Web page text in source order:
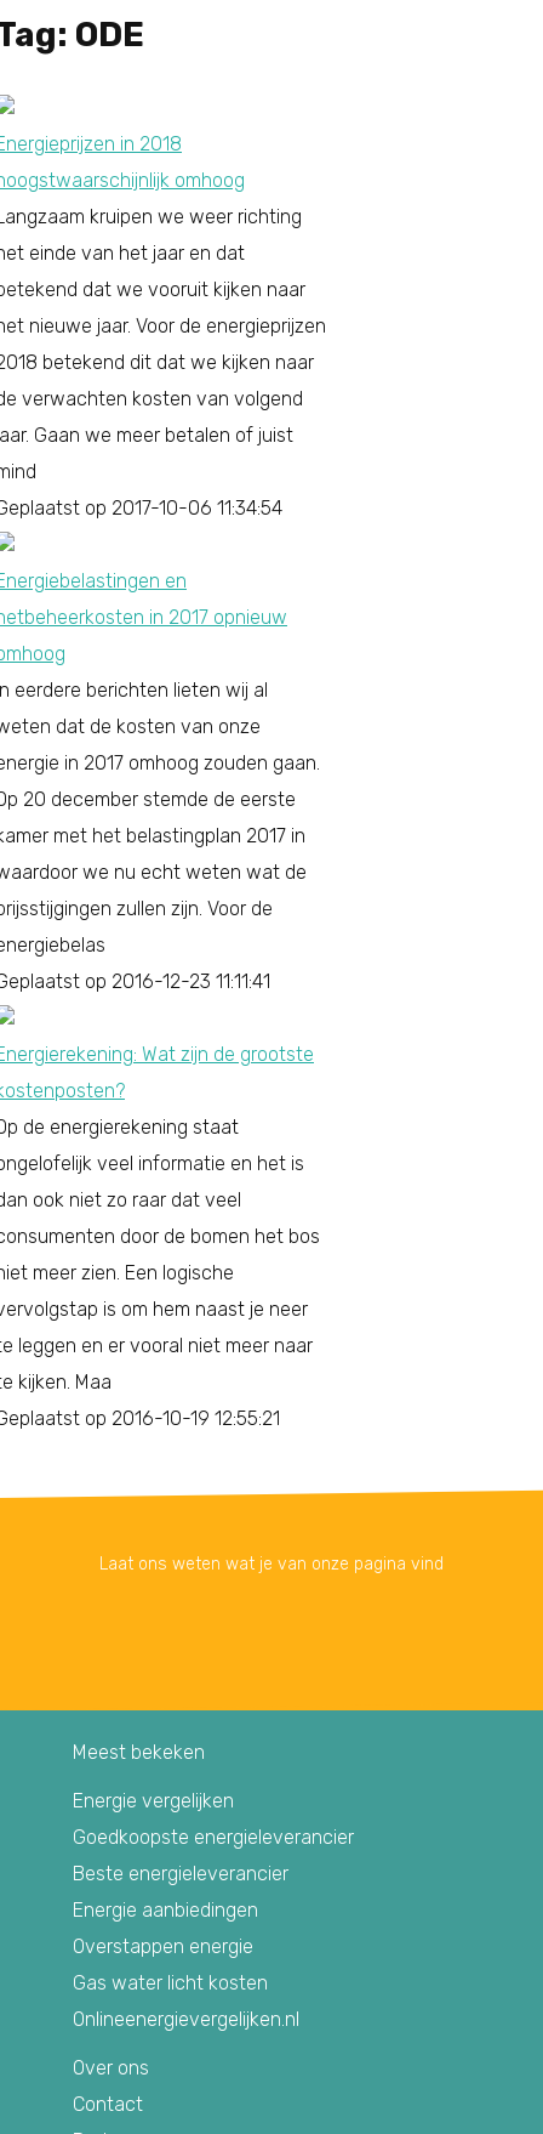
ODE
in 2018
omhoog
kruipen we weer richting
einde van het jaar en dat
dat we vooruit kijken naar
nieuwe jaar. Voor de energieprijzen
betekend dit dat we kijken naar
verwachten kosten van volgend
Gaan we meer betalen of juist
op 2017-10-06 11:34:54
en
in 2017 opnieuw
eerdere berichten lieten wij al
dat de kosten van onze
in 2017 omhoog zouden gaan.
20 december stemde de eerste
met het belastingplan 2017 in
we nu echt weten wat de
zullen zijn. Voor de
op 2016-12-23 11:11:41
Wat zijn de grootste
de energierekening staat
veel informatie en het is
ook niet zo raar dat veel
door de bomen het bos
meer zien. Een logische
is om hem naast je neer
leggen en er vooral niet meer naar
kijken. Maa
op 2016-10-19 12:55:21
Laat ons weten wat je van onze pagina vind
Meest bekeken
Energie vergelijken
Goedkoopste energieleverancier
Beste energieleverancier
Energie aanbiedingen
Overstappen energie
Gas water licht kosten
Onlineenergievergelijken.nl
Over ons
Contact